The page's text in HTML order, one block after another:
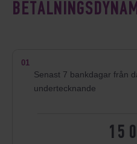
01
Senast 7 bankdagar från
undertecknande
15